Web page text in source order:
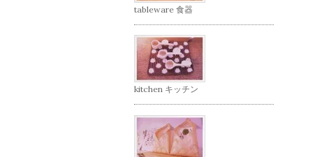
tableware 食器
kitchen キッチン